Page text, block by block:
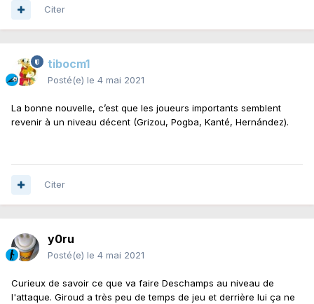
Citer
tibocm1
Posté(e) le 4 mai 2021
La bonne nouvelle, c’est que les joueurs importants semblent
revenir à un niveau décent (Grizou, Pogba, Kanté, Hernández).
Citer
y0ru
Posté(e) le 4 mai 2021
Curieux de savoir ce que va faire Deschamps au niveau de
l'attaque. Giroud a très peu de temps de jeu et derrière lui ça ne